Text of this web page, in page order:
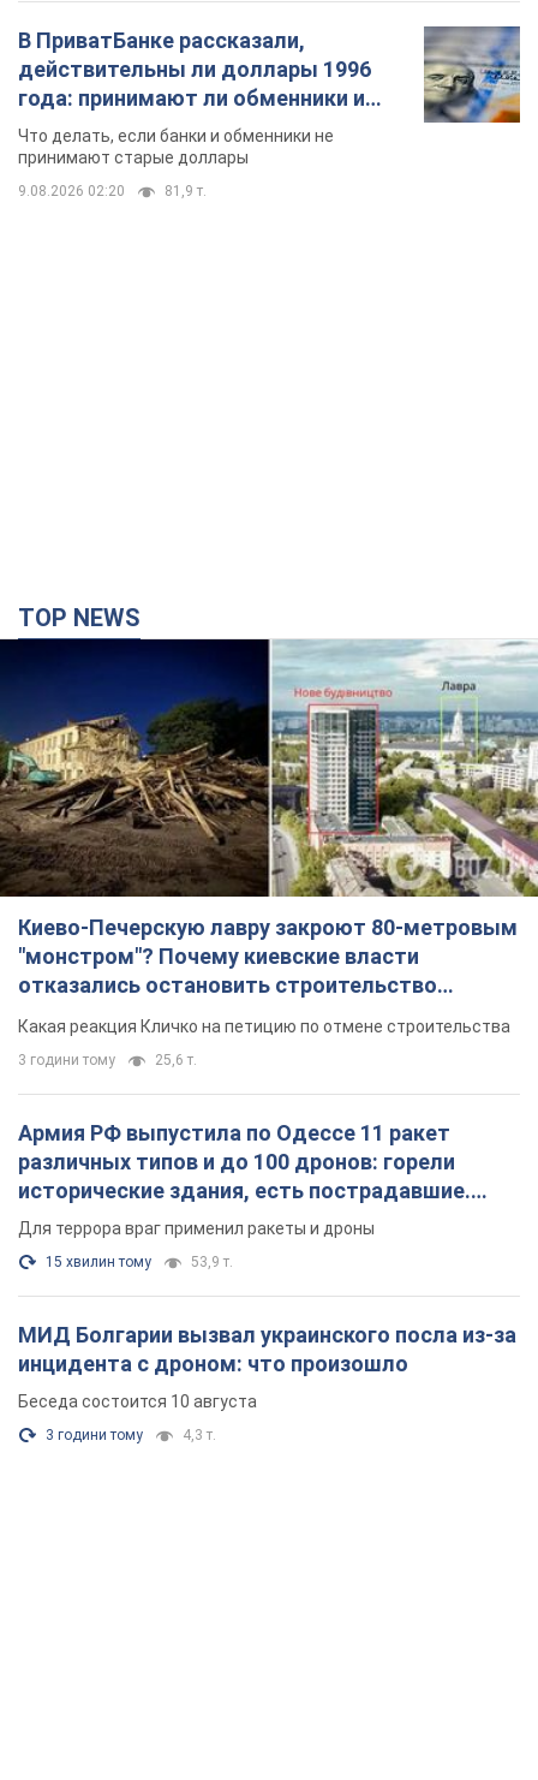
В ПриватБанке рассказали,
действительны ли доллары 1996
года: принимают ли обменники и
банки такие купюры
Что делать, если банки и обменники не
принимают старые доллары
9.08.2026 02:20 81,9 т.
TOP NEWS
Киево-Печерскую лавру закроют 80-метровым
"монстром"? Почему киевские власти
отказались остановить строительство
небоскреба "московского верующего"
Какая реакция Кличко на петицию по отмене строительства
3 години тому 25,6 т.
Армия РФ выпустила по Одессе 11 ракет
различных типов и до 100 дронов: горели
исторические здания, есть пострадавшие.
Фото и видео
Для террора враг применил ракеты и дроны
15 хвилин тому 53,9 т.
МИД Болгарии вызвал украинского посла из-за
инцидента с дроном: что произошло
Беседа состоится 10 августа
3 години тому 4,3 т.